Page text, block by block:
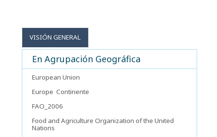
VISIÓN GENERAL
En Agrupación Geográfica
European Union
Europe Continente
FAO_2006
Food and Agriculture Organization of the United
Nations